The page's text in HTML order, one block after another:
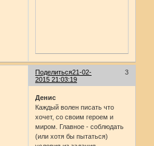
Поделиться 3
21-02-
2015 21:03:19
Денис
Каждый волен писать что
хочет, со своим героем и
миром. Главное - соблюдать
(или хотя бы пытаться)